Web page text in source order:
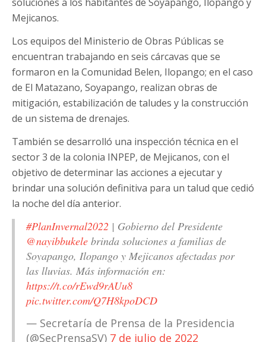
Mejicanos.
Los equipos del Ministerio de Obras Públicas se
encuentran trabajando en seis cárcavas que se
formaron en la Comunidad Belen, Ilopango; en el caso
de El Matazano, Soyapango, realizan obras de
mitigación, estabilización de taludes y la construcción
de un sistema de drenajes.
También se desarrolló una inspección técnica en el
sector 3 de la colonia INPEP, de Mejicanos, con el
objetivo de determinar las acciones a ejecutar y
brindar una solución definitiva para un talud que cedió
la noche del día anterior.
#PlanInvernal2022 | Gobierno del Presidente
@nayibbukele brinda soluciones a familias de
Soyapango, Ilopango y Mejicanos afectadas por
las lluvias. Más información en:
https://t.co/rEwd9rAUu8
pic.twitter.com/Q7H8kpoDCD
— Secretaría de Prensa de la Presidencia
(@SecPrensaSV) 7 de julio de 2022